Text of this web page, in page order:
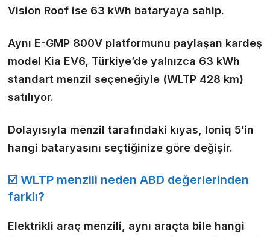
Vision Roof ise 63 kWh bataryaya sahip.
Aynı E-GMP 800V platformunu paylaşan kardeş
model Kia EV6, Türkiye’de yalnızca 63 kWh
standart menzil seçeneğiyle (WLTP 428 km)
satılıyor.
Dolayısıyla menzil tarafındaki kıyas, Ioniq 5’in
hangi bataryasını seçtiğinize göre değişir.
☑️ WLTP menzili neden ABD değerlerinden
farklı?
Elektrikli araç menzili, aynı araçta bile hangi